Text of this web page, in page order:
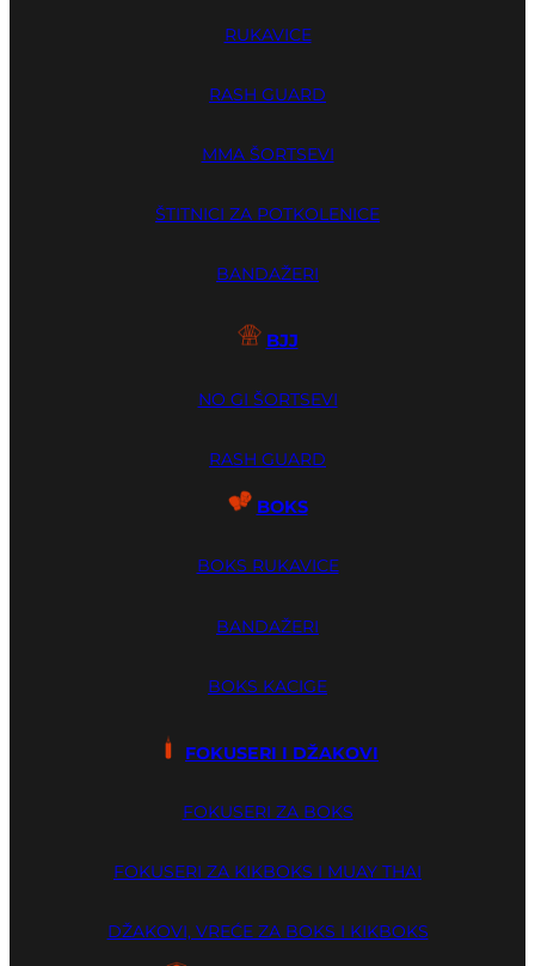
RUKAVICE
RASH GUARD
MMA ŠORTSEVI
ŠTITNICI ZA POTKOLENICE
BANDAŽERI
BJJ
NO GI ŠORTSEVI
RASH GUARD
BOKS
BOKS RUKAVICE
BANDAŽERI
BOKS KACIGE
FOKUSERI I DŽAKOVI
FOKUSERI ZA BOKS
FOKUSERI ZA KIKBOKS I MUAY THAI
DŽAKOVI, VREĆE ZA BOKS I KIKBOKS